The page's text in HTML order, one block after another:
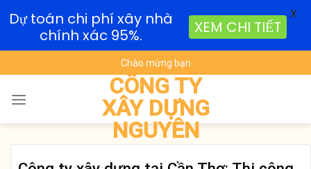
to
content
Chào mừng bạn
CÔNG TY
XÂY DỰNG
NGUYÊN
Dự toán chi phí xây nhà
chính xác 95%.
XEM CHI TIẾT
X